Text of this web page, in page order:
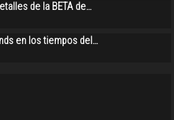
de la BETA de…
en los tiempos del…